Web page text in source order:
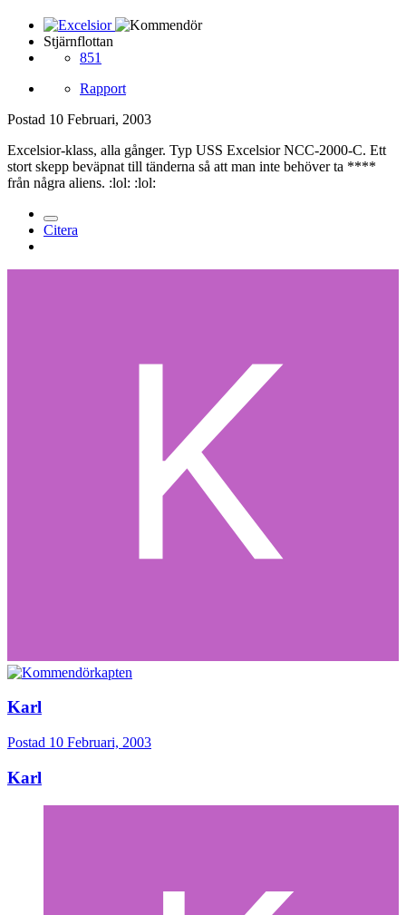
Stjärnflottan
851
Rapport
Postad 10 Februari, 2003
Excelsior-klass, alla gånger. Typ USS Excelsior NCC-2000-C. Ett
stort skepp beväpnat till tänderna så att man inte behöver ta ****
från några aliens. :lol: :lol:
Citera
Karl
Postad 10 Februari, 2003
Karl